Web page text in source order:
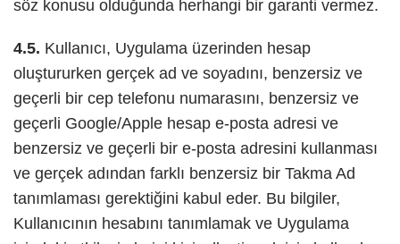
söz konusu olduğunda herhangi bir garanti vermez.
4.5. Kullanıcı, Uygulama üzerinden hesap
oluştururken gerçek ad ve soyadını, benzersiz ve
geçerli bir cep telefonu numarasını, benzersiz ve
geçerli Google/Apple hesap e-posta adresi ve
benzersiz ve geçerli bir e-posta adresini kullanması
ve gerçek adından farklı benzersiz bir Takma Ad
tanımlaması gerektiğini kabul eder. Bu bilgiler,
Kullanıcının hesabını tanımlamak ve Uygulama